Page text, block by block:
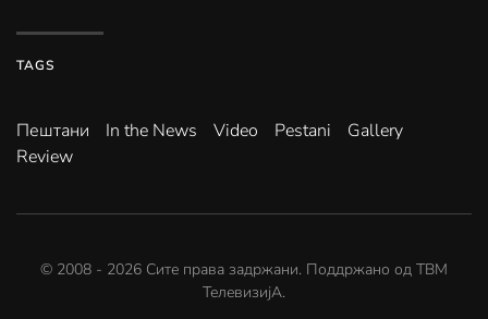
TAGS
Пештани In the News Video Pestani
Gallery
Review
© 2008 - 2026 Сите права задржани. Поддржано од ТВМ
ТелевизијА.